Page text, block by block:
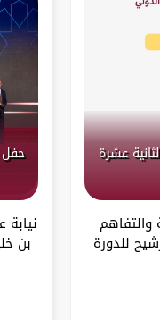
عشرة
والتفاهم
للدورة
حفل
بن